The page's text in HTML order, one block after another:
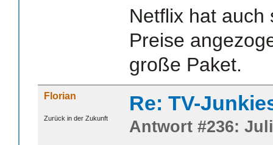
Netflix hat auch
Preise
große Paket.
Florian
Zurück in der Zukunft
Re: TV-
Antwort #236: